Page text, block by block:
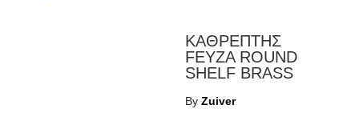
ΚΑΘΡΕΠΤΗΣ
FEYZA ROUND
SHELF BRASS
ByZuiver